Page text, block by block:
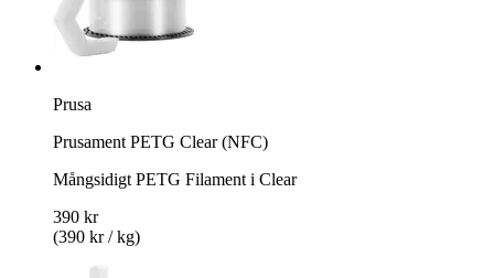
Prusa
Prusament PETG Clear (NFC)
Mångsidigt PETG Filament i Clear
390 kr
(390 kr / kg)